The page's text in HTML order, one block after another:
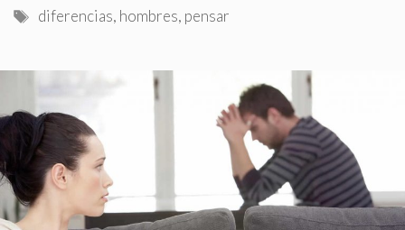
Etiquetas
diferencias, hombres, pensar